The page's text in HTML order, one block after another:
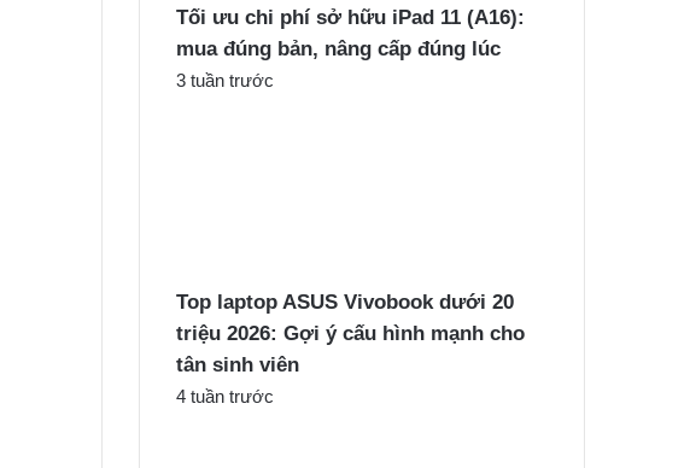
Tối ưu chi phí sở hữu iPad 11 (A16):
mua đúng bản, nâng cấp đúng lúc
3 tuần trước
Top laptop ASUS Vivobook dưới 20
triệu 2026: Gợi ý cấu hình mạnh cho
tân sinh viên
4 tuần trước